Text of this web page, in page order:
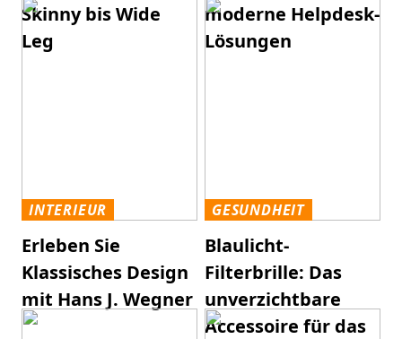
Skinny bis Wide
Leg
moderne Helpdesk-
Lösungen
INTERIEUR
Erleben Sie
Klassisches Design
mit Hans J. Wegner
GESUNDHEIT
Blaulicht-
Filterbrille: Das
unverzichtbare
Accessoire für das